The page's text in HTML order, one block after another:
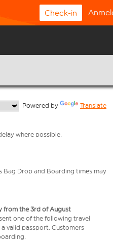
Check-in
Powered by Translate
where possible.
Drop and Boarding times may
from the 3rd of August
one of the following travel
valid passport. Customers